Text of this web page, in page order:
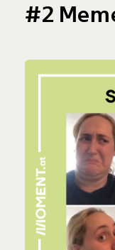
#2